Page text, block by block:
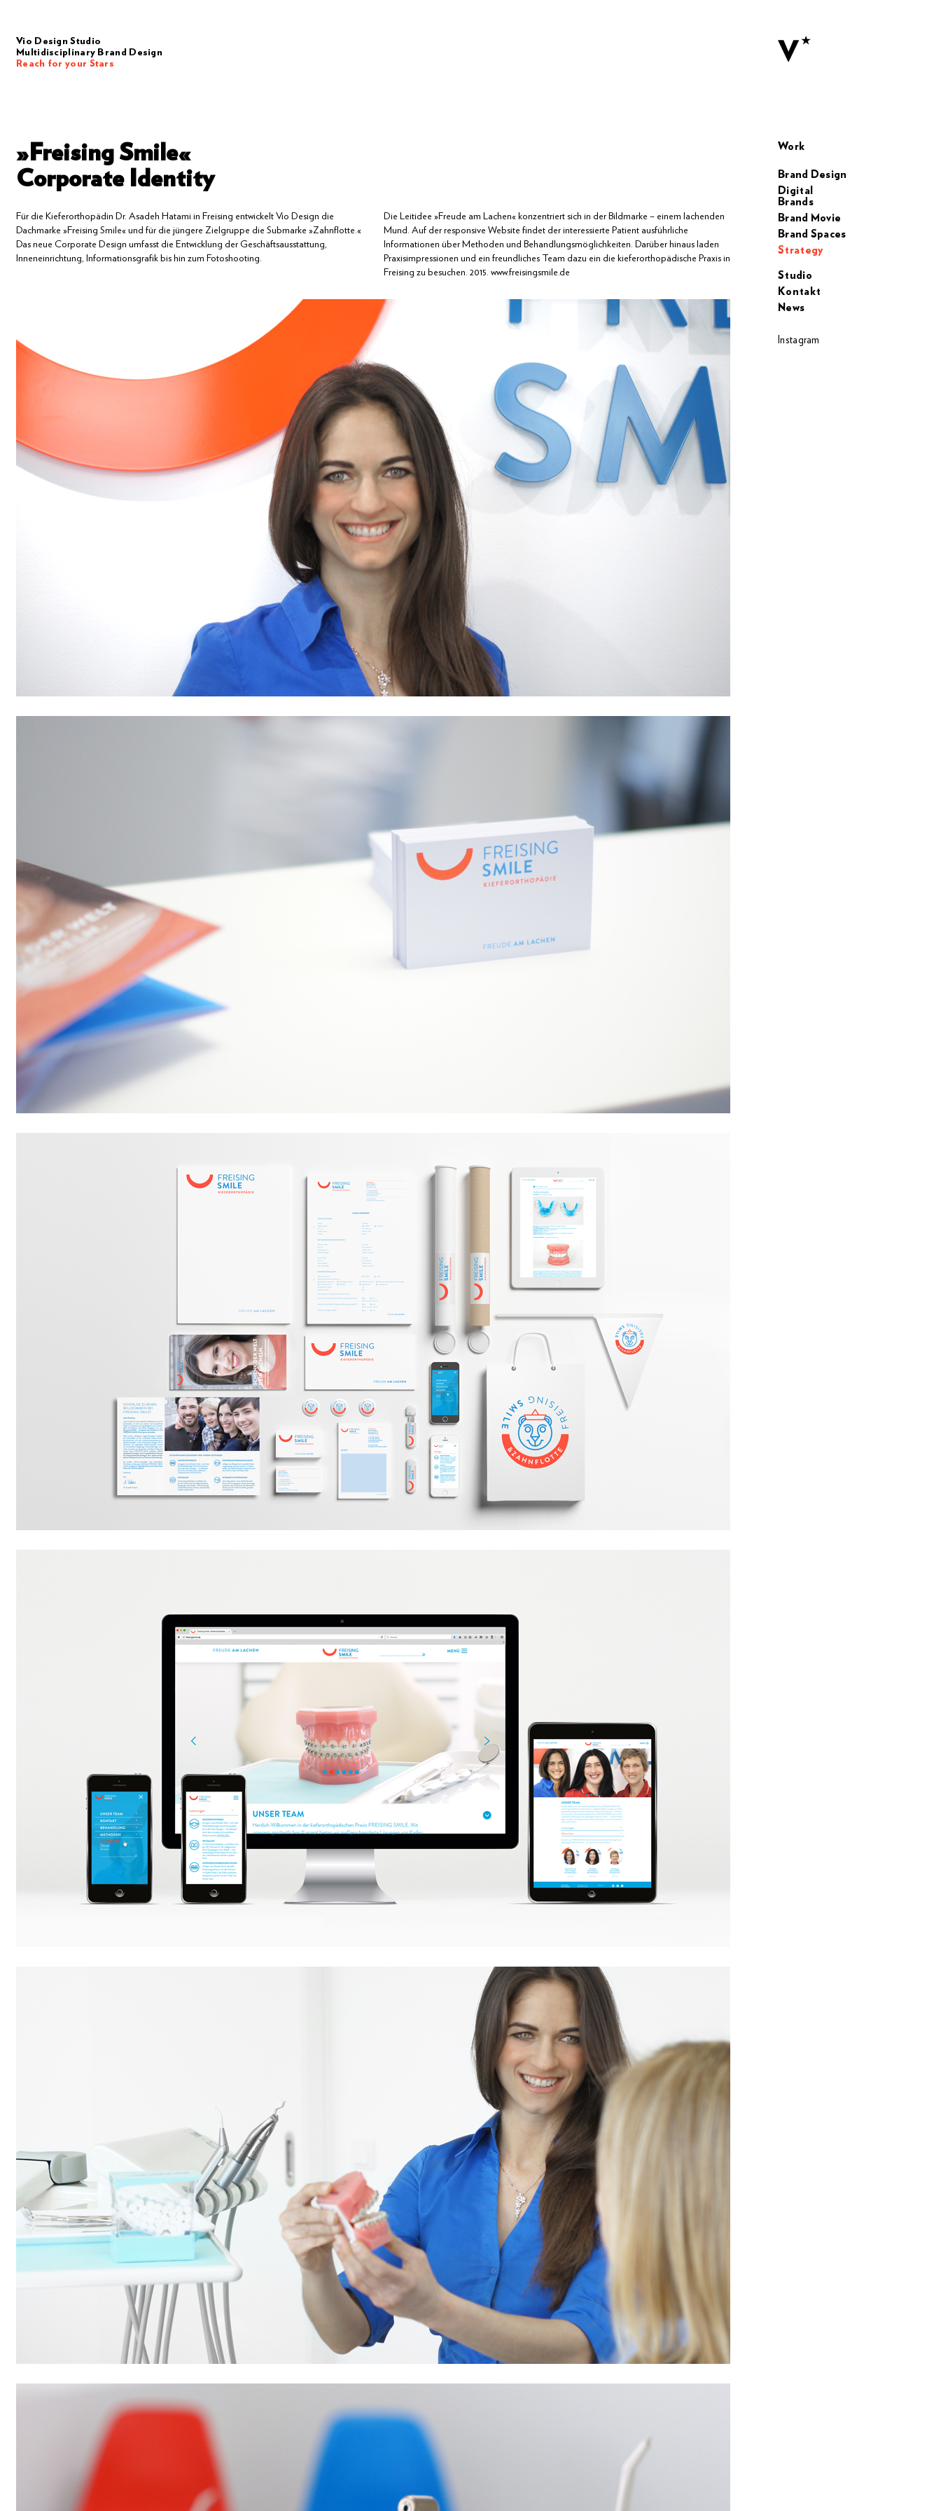
Vio Design Studio
Multidisciplinary Brand Design
Reach for your Stars
Work
Brand Design
Digital
Brands
Brand Movie
Brand Spaces
Strategy
Studio
Kontakt
News
Instagram
»Freising Smile«
Corporate Identity
Für die Kieferorthopädin Dr. Asadeh Hatami in Freising entwickelt Vio Design die
Dachmarke »Freising Smile« und für die jüngere Zielgruppe die Submarke »Zahnflotte.«
Das neue Corporate Design umfasst die Entwicklung der Geschäftsausstattung,
Inneneinrichtung, Informationsgrafik bis hin zum Fotoshooting.
Die Leitidee »Freude am Lachen« konzentriert sich in der Bildmarke – einem lachenden
Mund. Auf der responsive Website findet der interessierte Patient ausführliche
Informationen über Methoden und Behandlungsmöglichkeiten. Darüber hinaus laden
Praxisimpressionen und ein freundliches Team dazu ein die kieferorthopädische Praxis in
Freising zu besuchen. 2015. www.freisingsmile.de